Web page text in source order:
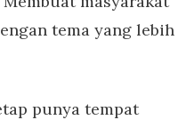
tema yang lebih
punya tempat